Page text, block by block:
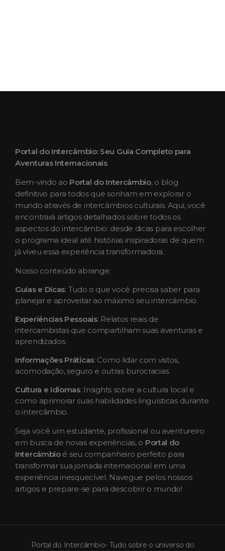
Portal do Intercâmbio: Seu Guia Completo para
Aventuras Internacionais
Bem-vindo ao Portal do Intercâmbio, o blog
definitivo para todos que sonham em explorar o
mundo através de intercâmbios culturais. Aqui, você
encontrará artigos detalhados sobre todos os
aspectos do intercâmbio: desde dicas para escolher
o programa ideal até histórias inspiradoras de quem
já viveu essa experiência transformadora.
Nosso conteúdo abrange:
Guias e Dicas: Tudo o que você precisa saber para
planejar e aproveitar ao máximo seu intercâmbio.
Experiências Pessoais: Relatos reais de
intercambistas que compartilham suas aventuras e
aprendizados.
Informações Práticas: Como lidar com vistos,
acomodação, seguro e outras burocracias.
Cultura e Idiomas: Insights sobre a cultura local e
como aprimorar suas habilidades linguísticas durante
o intercâmbio.
Seja você um estudante, profissional ou aventureiro
em busca de novas experiências, o Portal do
Intercâmbioé seu companheiro perfeito para
transformar sua jornada internacional em uma
experiência inesquecível. Navegue pelos nossos
artigos e prepare-se para descobrir o mundo!
Portal do Intercâmbio- Tudo sobre o universo do